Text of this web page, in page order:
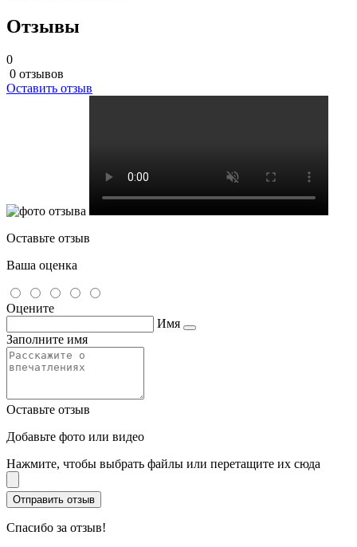
Отзывы
0
0 отзывов
Оставить отзыв
Оставьте отзыв
Ваша оценка
Оцените
Имя
Заполните имя
Оставьте отзыв
Добавьте фото или видео
Нажмите, чтобы выбрать файлы или перетащите их сюда
Спасибо за отзыв!